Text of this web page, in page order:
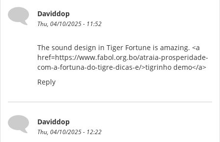
Daviddop
Thu, 04/10/2025 - 11:52
The sound design in Tiger Fortune is amazing. <a
href=https://www.fabol.org.bo/atraia-prosperidade-
com-a-fortuna-do-tigre-dicas-e/>tigrinho demo</a>
Reply
Daviddop
Thu, 04/10/2025 - 12:22